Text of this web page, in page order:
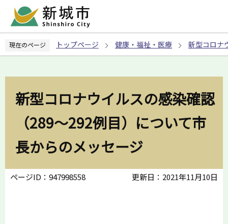
ペ
の
現在のページ トップページ 健康・福祉・医療 新型コロナ
新型コロナウイルスの感染確認
（289～292例目）について市
長からのメッセージ
ページID：947998558 更新日：2021年11月10日